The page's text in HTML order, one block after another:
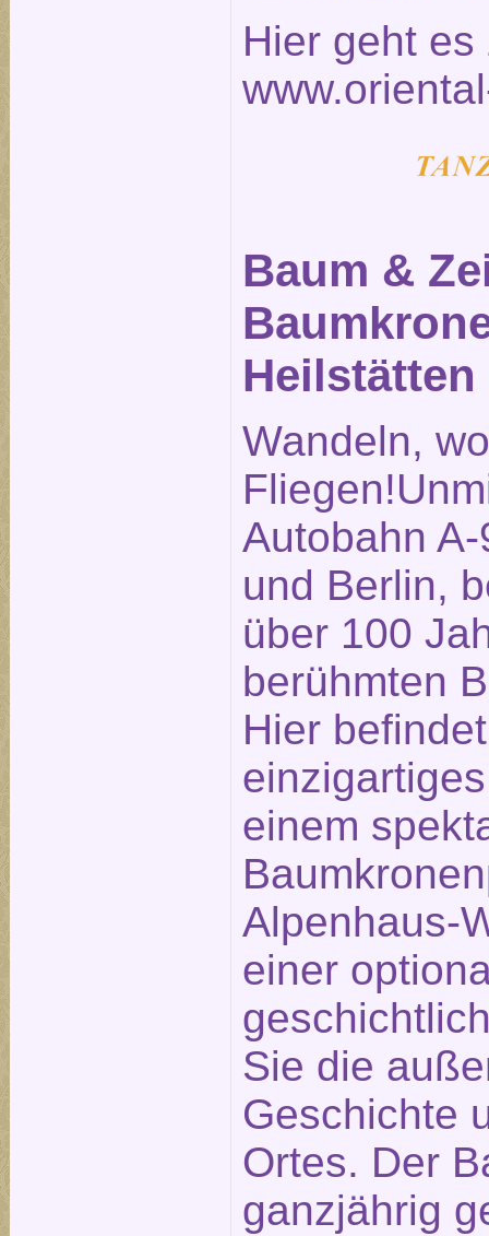
Hier geht
Baum &
Heilstätten
Wandeln,
Autobahn
und Berlin,
über 100
berühmten
Hier
einem
Alpenhaus-
einer
Sie die
Geschichte
Ortes. Der
ganzjährig